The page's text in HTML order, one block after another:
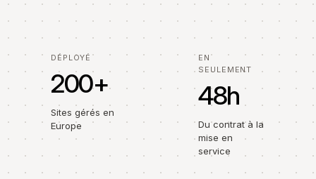
DÉPLOYÉ
200+
Sites gérés en
Europe
EN
SEULEMENT
48h
Du contrat à la
mise en
service